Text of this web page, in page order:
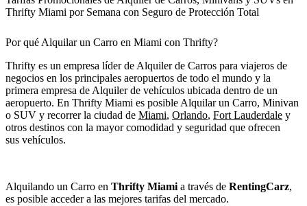
Thrifty Miami por Semana con Seguro de Protección Total
Por qué Alquilar un Carro en Miami con Thrifty?
Thrifty es un empresa líder de Alquiler de Carros para viajeros de
negocios en los principales aeropuertos de todo el mundo y la
primera empresa de Alquiler de vehículos ubicada dentro de un
aeropuerto. En Thrifty Miami es posible Alquilar un Carro, Minivan
o SUV y recorrer la ciudad de Miami, Orlando, Fort Lauderdale y
otros destinos con la mayor comodidad y seguridad que ofrecen
sus vehículos.
Alquilando un Carro en Thrifty Miami a través de RentingCarz,
es posible acceder a las mejores tarifas del mercado.